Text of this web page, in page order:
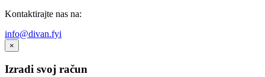
Kontaktirajte nas na:
info@divan.fyi
×
Izradi svoj račun